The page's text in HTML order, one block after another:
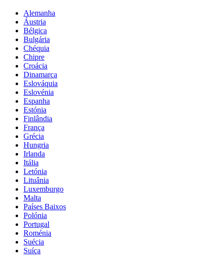
Alemanha
Áustria
Bélgica
Bulgária
Chéquia
Chipre
Croácia
Dinamarca
Eslováquia
Eslovénia
Espanha
Estónia
Finlândia
França
Grécia
Hungria
Irlanda
Itália
Letónia
Lituânia
Luxemburgo
Malta
Países Baixos
Polónia
Portugal
Roménia
Suécia
Suíça